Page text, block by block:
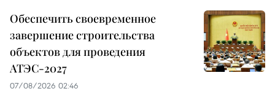
Обеспечить своевременное
завершение строительства
объектов для проведения
АТЭС-2027
07/08/2026 02:46